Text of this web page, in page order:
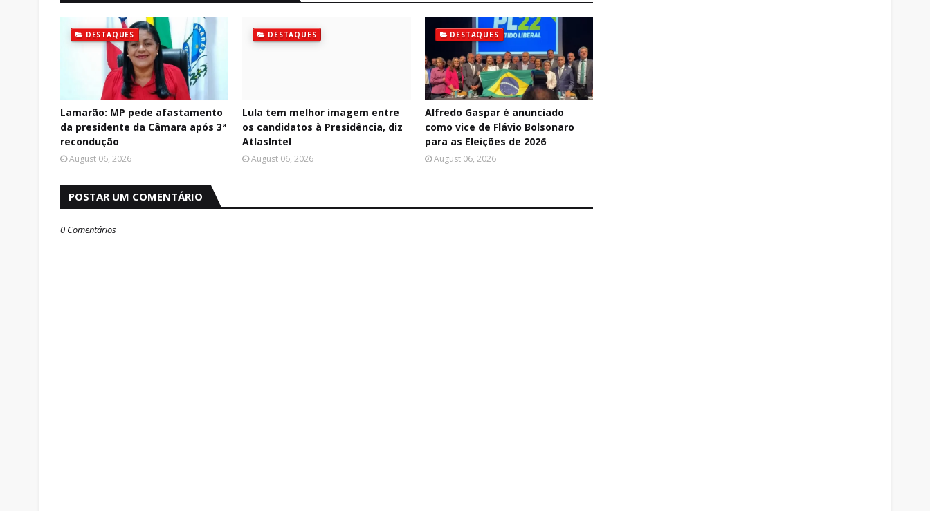
DESTAQUES
Lamarão: MP pede afastamento
da presidente da Câmara após 3ª
recondução
August 06, 2026
DESTAQUES
Lula tem melhor imagem entre
os candidatos à Presidência, diz
AtlasIntel
August 06, 2026
DESTAQUES
Alfredo Gaspar é anunciado
como vice de Flávio Bolsonaro
para as Eleições de 2026
August 06, 2026
POSTAR UM COMENTÁRIO
0 Comentários